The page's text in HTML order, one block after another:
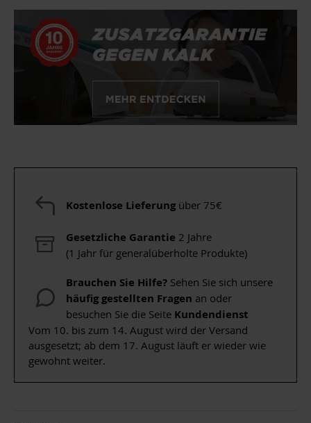
Kostenlose Lieferung über 75€
Gesetzliche Garantie 2 Jahre
(1 Jahr für generalüberholte Produkte)
Brauchen Sie Hilfe? Sehen Sie sich unsere
häufig gestellten Fragen an oder
besuchen Sie die Seite Kundendienst
Vom 10. bis zum 14. August wird der Versand
ausgesetzt; ab dem 17. August läuft er wieder wie
gewohnt weiter.